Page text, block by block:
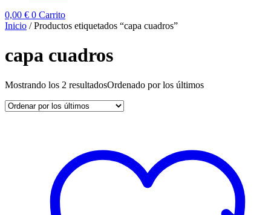
0,00 € 0 Carrito
Inicio / Productos etiquetados “capa cuadros”
capa cuadros
Mostrando los 2 resultadosOrdenado por los últimos